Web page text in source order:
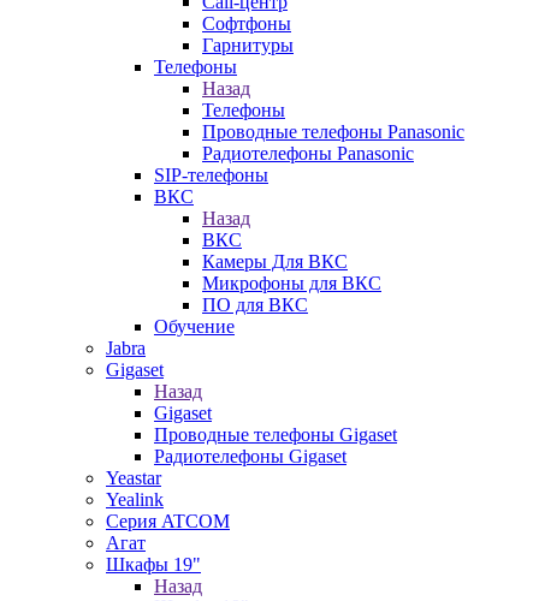
Софтфоны
Гарнитуры
Телефоны
Назад
Телефоны
Проводные телефоны Panasonic
Радиотелефоны Panasonic
SIP-телефоны
ВКС
Назад
ВКС
Камеры Для ВКС
Микрофоны для ВКС
ПО для ВКС
Обучение
Jabra
Gigaset
Назад
Gigaset
Проводные телефоны Gigaset
Радиотелефоны Gigaset
Yeastar
Yealink
Серия ATCOM
Агат
Шкафы 19"
Назад